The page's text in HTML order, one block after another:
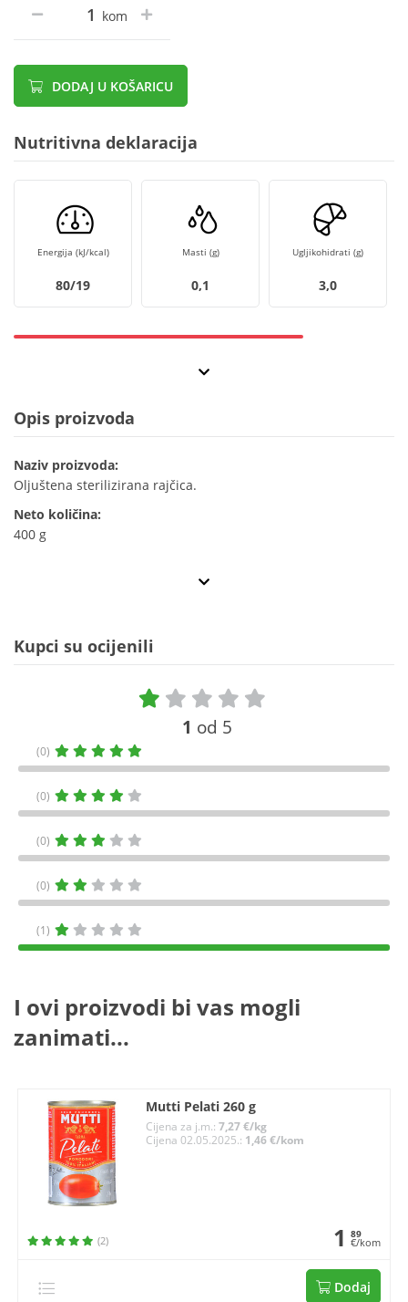
kom
DODAJ U KOŠARICU
Nutritivna deklaracija
Energija (kJ/kcal)
80/19
Masti (g)
0,1
Ugljikohidrati (g)
3,0
Opis proizvoda
Naziv proizvoda:
Oljuštena sterilizirana rajčica.
Neto količina:
400 g
Kupci su ocijenili
1 od 5
(0)
(0)
(0)
(0)
(1)
I ovi proizvodi bi vas mogli
zanimati...
Mutti Pelati 260 g
Cijena za j.m.:7,27 €/kg
Cijena 02.05.2025.: 1,46 €/kom
(2) 1 89
€/kom
Dodaj